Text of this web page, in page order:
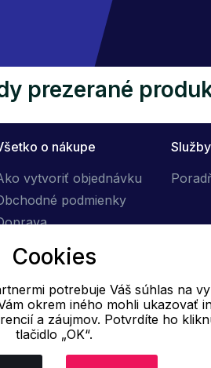
prezerané
o nákupe
vytvoriť objednávku
podmienky
Výmena tovaru
Reklamačný poriadok
Online
moda.sk
Cookies
potrebuje Váš súhlas na
okrem iného mohli ukazovať
a záujmov. Potvrdíte ho
tlačidlo „OK“.